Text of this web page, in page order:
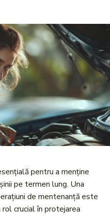
pentru a menține
pe termen lung. Una
de mentenanță este
crucial în protejarea